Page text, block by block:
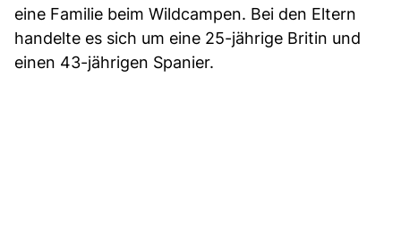
eine Familie beim Wildcampen. Bei den Eltern
handelte es sich um eine 25-jährige Britin und
einen 43-jährigen Spanier.